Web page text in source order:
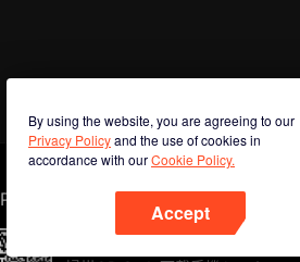
By using the website, you are agreeing to our
Privacy Policyand the use of cookies in
accordance with ourCookie Policy.
Accept
Phone